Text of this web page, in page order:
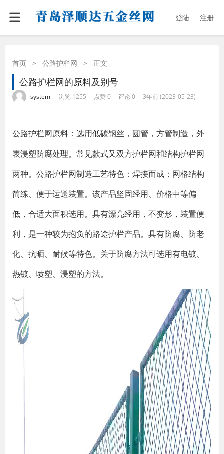
登陆 注册
首页 > 公路护栏网 > 正文
公路护栏网的原料及别号
system 浏览 1255 点赞 0 评论 0 3年前 (2023-05-23)
公路护栏网原料：选用低碳钢丝，圆管，方管制造，外
表浸塑防腐处理。常见款式又双方护栏网和结构护栏网
两种。公路护栏网制造工艺特色：焊接而成；网格结构
简练、便于运送装置。该产品坚固经用、价格中等偏
低，合适大面积选用。具有漂亮经用，不变形，装置便
利，是一种较为抱负的路途护栏产品。具有防腐、防老
化、抗晒、耐候等特色。关于防腐方法可选用有电镀、
热镀、喷塑、浸塑的方法。